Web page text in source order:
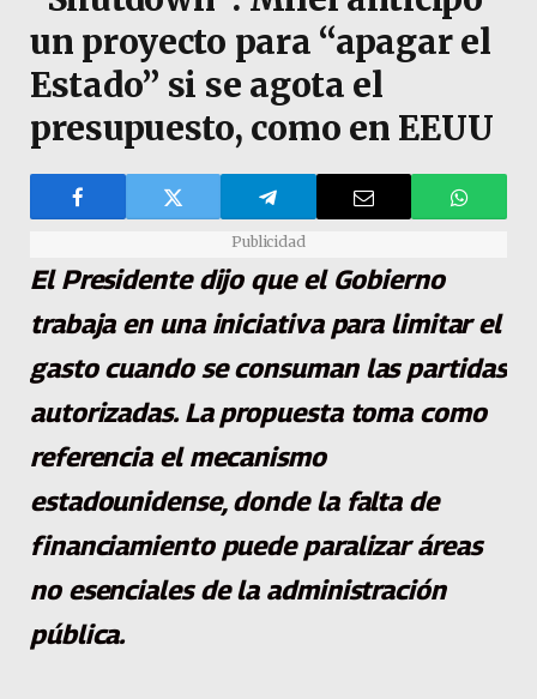
un proyecto para “apagar el
Estado” si se agota el
presupuesto, como en EEUU
Publicidad
El Presidente dijo que el Gobierno
trabaja en una iniciativa para limitar el
gasto cuando se consuman las partidas
autorizadas. La propuesta toma como
referencia el mecanismo
estadounidense, donde la falta de
financiamiento puede paralizar áreas
no esenciales de la administración
pública.